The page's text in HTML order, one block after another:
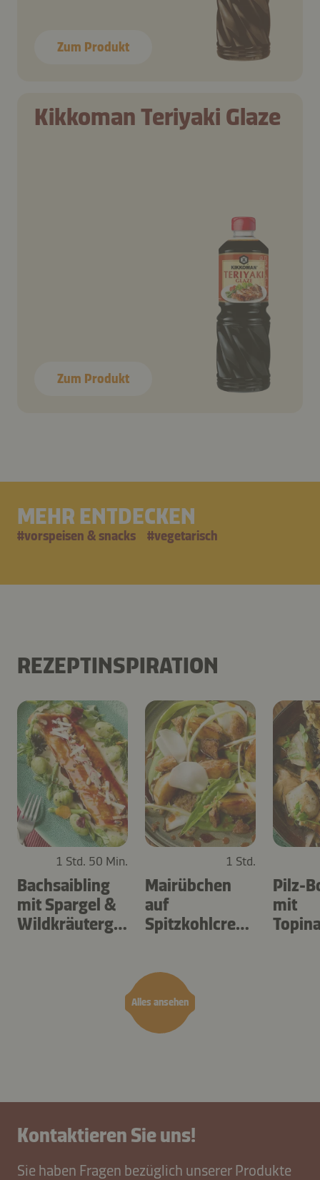
Zum Produkt
Kikkoman Teriyaki Glaze
Zum Produkt
MEHR ENTDECKEN
#vorspeisen & snacks #vegetarisch
REZEPTINSPIRATION
Alles ansehen
1 Std. 50 Min.
Bachsaibling
mit Spargel &
Wildkräutergn
1 Std.
Mairübchen
auf
Spitzkohlcrem
Pilz-
mit
Kontaktieren Sie uns!
Sie haben Fragen bezüglich unserer Produkte